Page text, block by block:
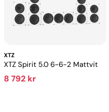
XTZ
XTZ Spirit 5.0 6-6-2 Mattvit
8 792 kr